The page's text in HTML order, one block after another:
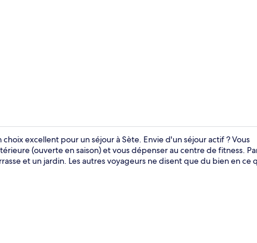
excellent pour un séjour à Sète. Envie d'un séjour actif ? Vous
(ouverte en saison) et vous dépenser au centre de fitness.
et un jardin. Les autres voyageurs ne disent que du bien en ce